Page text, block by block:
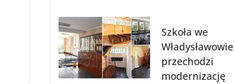
Szkoła we
Władysławowie
przechodzi
modernizację